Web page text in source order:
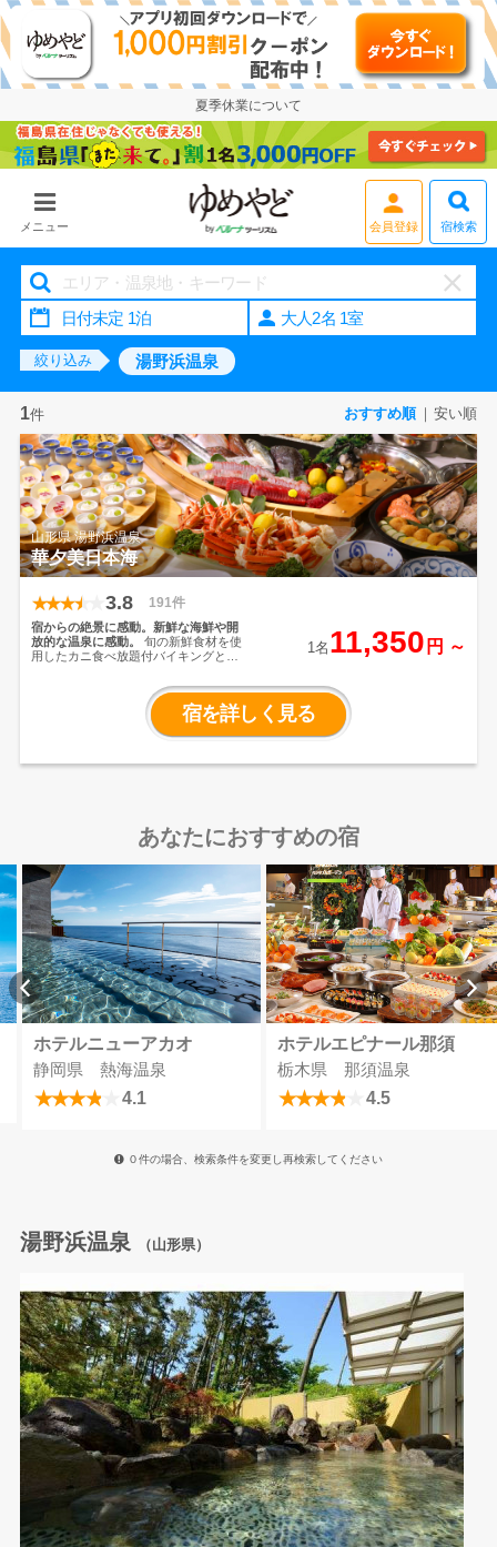
夏季休業について
メニュー
会員登録
宿検索
大人2名 1室
絞り込み 湯野浜温泉
1件 おすすめ順 安い順
山形県 湯野浜温泉
華夕美日本海
3.8 191件
宿からの絶景に感動。新鮮な海鮮や開
放的な温泉に感動。
旬の新鮮食材を使
用したカニ食べ放題付バイキングと森
日々の疲れを忘れるひととき
1名 11,350 円 ～
宿を詳しく見る
あなたにおすすめの宿
ホテルニューアカオ
静岡県 熱海温泉
4.1
ホテルエピナール那須
栃木県 那須温泉
4.5
０件の場合、検索条件を変更し再検索してください
湯野浜温泉 （山形県）